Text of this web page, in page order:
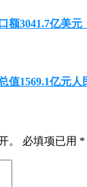
额3041.7亿美元
值1569.1亿元
。 必填项已用 *